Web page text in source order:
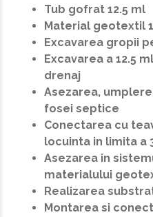
Tub gofrat 12.5 ml
Material geotextil
Excavarea gropii
Excavarea a 12.5
drenaj
Asezarea,
fosei septice
Conectarea cu
locuinta in limita a
Asezarea in
materialului
Realizarea
Montarea si